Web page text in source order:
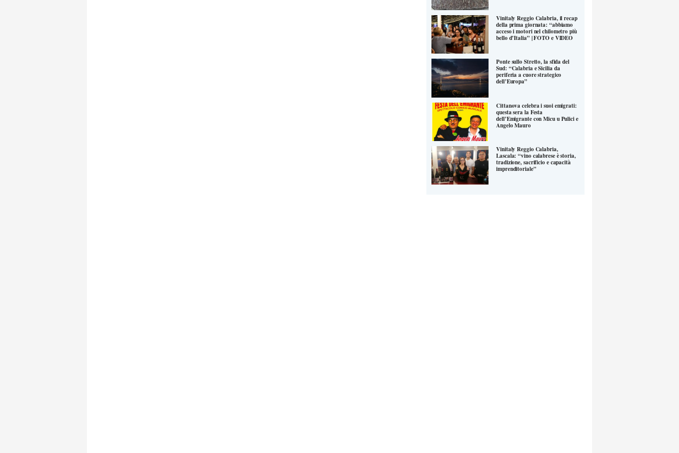
Vinitaly Reggio Calabria, il recap
della prima giornata: “abbiamo
acceso i motori nel chilometro più
bello d’Italia” | FOTO e VIDEO
Ponte sullo Stretto, la sfida del
Sud: “Calabria e Sicilia da
periferia a cuore strategico
dell’Europa”
Cittanova celebra i suoi emigrati:
questa sera la Festa
dell’Emigrante con Micu u Pulici e
Angelo Mauro
Vinitaly Reggio Calabria,
Lascala: “vino calabrese è storia,
tradizione, sacrificio e capacità
imprenditoriale”